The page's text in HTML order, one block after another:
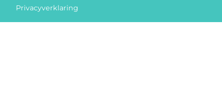
Privacyverklaring